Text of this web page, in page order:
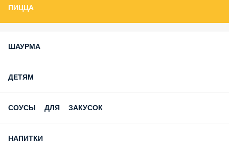
ПИЦЦА
ШАУРМА
ДЕТЯМ
СОУСЫ ДЛЯ ЗАКУСОК
НАПИТКИ